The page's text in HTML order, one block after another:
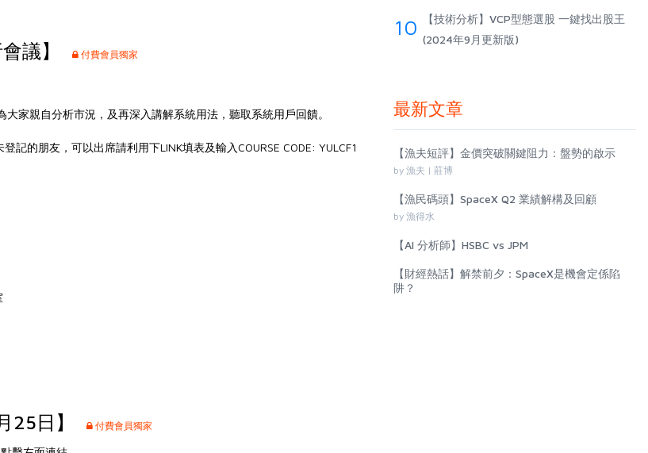
議】 付費會員獨家
家親自分析市況，及再深入講解系統用法，聽取系統用戶回饋。
記的朋友，可以出席請利用下LINK填表及輸入COURSE CODE: YULCF1
25日】 付費會員獨家
10
【技術分析】VCP型態選股 一鍵找出股王
(2024年9月更新版)
最新文章
【漁夫短評】金價突破關鍵阻力：盤勢的啟示
by 漁夫 | 莊博
【漁民碼頭】SpaceX Q2 業績解構及回顧
by 漁得水
【AI 分析師】HSBC vs JPM
【財經熱話】解禁前夕：SpaceX是機會定係陷
阱？